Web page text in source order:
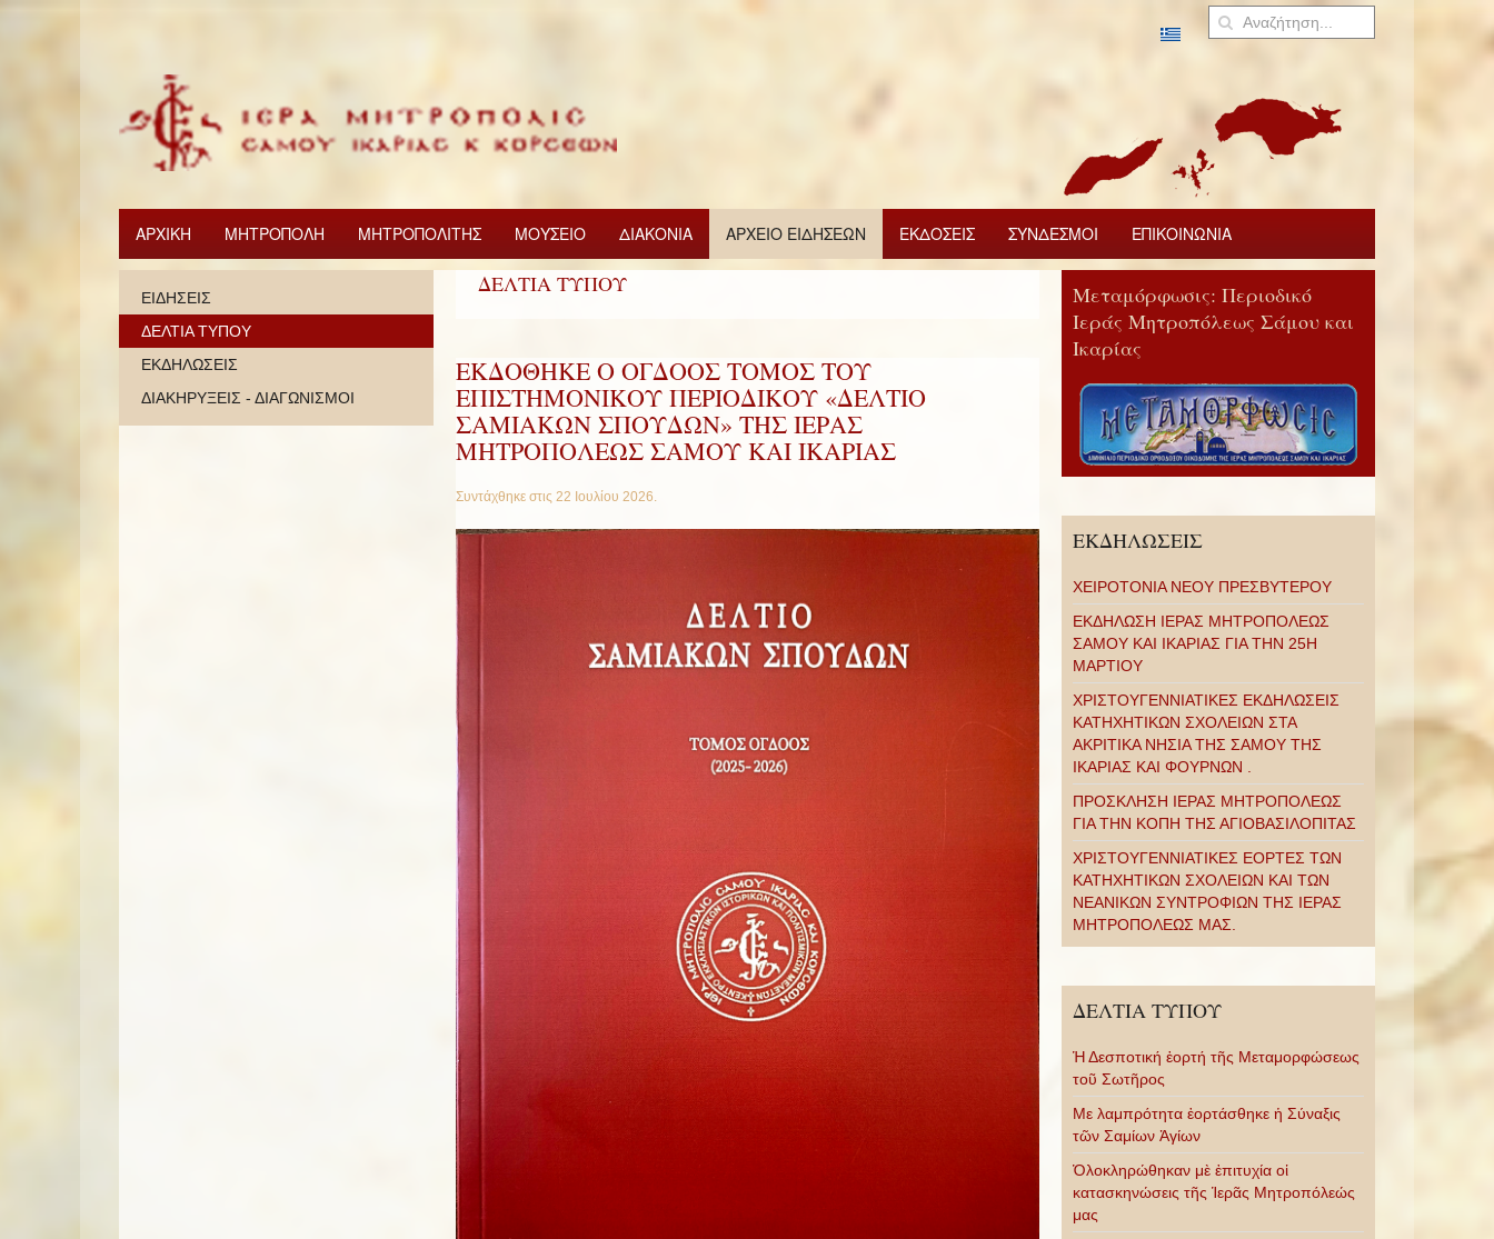
ΑΡΧΙΚΗ ΜΗΤΡΟΠΟΛΗ ΜΗΤΡΟΠΟΛΙΤΗΣ ΜΟΥΣΕΙΟ ΔΙΑΚΟΝΙΑ ΑΡΧΕΙΟ ΕΙΔΗΣΕΩΝ ΕΚΔΟΣΕΙΣ ΣΥΝΔΕΣΜΟΙ ΕΠΙΚΟΙΝΩΝΙΑ
ΔΕΛΤΙΑ ΤΥΠΟΥ
ΕΚΔΟΘΗΚΕ Ο ΟΓΔΟΟΣ ΤΟΜΟΣ ΤΟΥ
ΕΠΙΣΤΗΜΟΝΙΚΟΥ ΠΕΡΙΟΔΙΚΟΥ «ΔΕΛΤΙΟ
ΣΑΜΙΑΚΩΝ ΣΠΟΥΔΩΝ» ΤΗΣ ΙΕΡΑΣ
ΜΗΤΡΟΠΟΛΕΩΣ ΣΑΜΟΥ ΚΑΙ ΙΚΑΡΙΑΣ
Συντάχθηκε στις 22 Ιουλίου 2026.
ΕΙΔΗΣΕΙΣ
ΔΕΛΤΙΑ ΤΥΠΟΥ
ΕΚΔΗΛΩΣΕΙΣ
ΔΙΑΚΗΡΥΞΕΙΣ - ΔΙΑΓΩΝΙΣΜΟΙ
Μεταμόρφωσις: Περιοδικό
Ιεράς Μητροπόλεως Σάμου και
Ικαρίας
ΕΚΔΗΛΩΣΕΙΣ
ΧΕΙΡΟΤΟΝΙΑ ΝΕΟΥ ΠΡΕΣΒΥΤΕΡΟΥ
ΕΚΔΗΛΩΣΗ ΙΕΡΑΣ ΜΗΤΡΟΠΟΛΕΩΣ
ΣΑΜΟΥ ΚΑΙ ΙΚΑΡΙΑΣ ΓΙΑ ΤΗΝ 25Η
ΜΑΡΤΙΟΥ
ΧΡΙΣΤΟΥΓΕΝΝΙΑΤΙΚΕΣ ΕΚΔΗΛΩΣΕΙΣ
ΚΑΤΗΧΗΤΙΚΩΝ ΣΧΟΛΕΙΩΝ ΣΤΑ
ΑΚΡΙΤΙΚΑ ΝΗΣΙΑ ΤΗΣ ΣΑΜΟΥ ΤΗΣ
ΙΚΑΡΙΑΣ ΚΑΙ ΦΟΥΡΝΩΝ .
ΠΡΟΣΚΛΗΣΗ ΙΕΡΑΣ ΜΗΤΡΟΠΟΛΕΩΣ
ΓΙΑ ΤΗΝ ΚΟΠΗ ΤΗΣ ΑΓΙΟΒΑΣΙΛΟΠΙΤΑΣ
ΧΡΙΣΤΟΥΓΕΝΝΙΑΤΙΚΕΣ ΕΟΡΤΕΣ ΤΩΝ
ΚΑΤΗΧΗΤΙΚΩΝ ΣΧΟΛΕΙΩΝ ΚΑΙ ΤΩΝ
ΝΕΑΝΙΚΩΝ ΣΥΝΤΡΟΦΙΩΝ ΤΗΣ ΙΕΡΑΣ
ΜΗΤΡΟΠΟΛΕΩΣ ΜΑΣ.
ΔΕΛΤΙΑ ΤΥΠΟΥ
Ἡ Δεσποτική ἑορτή τῆς Μεταμορφώσεως
τοῦ Σωτῆρος
Με λαμπρότητα ἑορτάσθηκε ἡ Σύναξις
τῶν Σαμίων Ἁγίων
Ὁλοκληρώθηκαν μὲ ἐπιτυχία οἱ
κατασκηνώσεις τῆς Ἱερᾶς Μητροπόλεώς
μας